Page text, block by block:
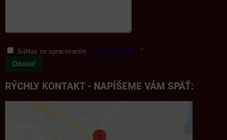
Súhlas so spracovaním osobných údajov *
Odoslať
RÝCHLY KONTAKT - NAPÍŠEME VÁM SPÄŤ: